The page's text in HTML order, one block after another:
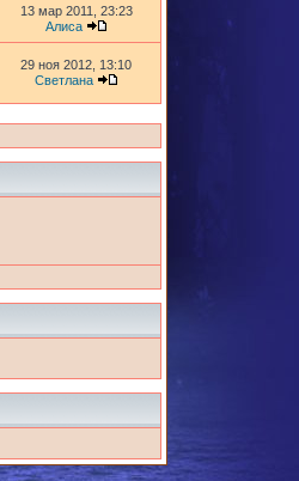
13 мар 2011, 23:23
Алиса
29 ноя 2012, 13:10
Светлана